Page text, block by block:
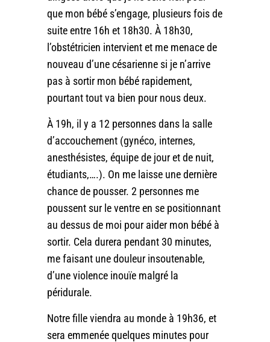
que mon bébé s’engage, plusieurs fois de
suite entre 16h et 18h30. À 18h30,
l’obstétricien intervient et me menace de
nouveau d’une césarienne si je n’arrive
pas à sortir mon bébé rapidement,
pourtant tout va bien pour nous deux.
À 19h, il y a 12 personnes dans la salle
d’accouchement (gynéco, internes,
anesthésistes, équipe de jour et de nuit,
étudiants,….). On me laisse une dernière
chance de pousser. 2 personnes me
poussent sur le ventre en se positionnant
au dessus de moi pour aider mon bébé à
sortir. Cela durera pendant 30 minutes,
me faisant une douleur insoutenable,
d’une violence inouïe malgré la
péridurale.
Notre fille viendra au monde à 19h36, et
sera emmenée quelques minutes pour